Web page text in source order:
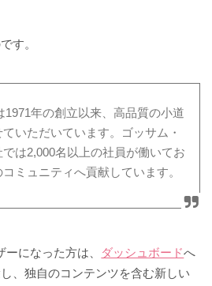
す。
1971年の創立以来、高品質の小道
いただいています。ゴッサム・
は2,000名以上の社員が働いてお
ミュニティへ貢献しています。
になった方は、 ダッシュボードへ
、独自のコンテンツを含む新しい